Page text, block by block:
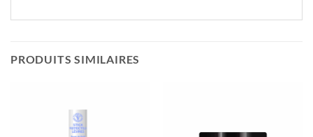
PRODUITS SIMILAIRES